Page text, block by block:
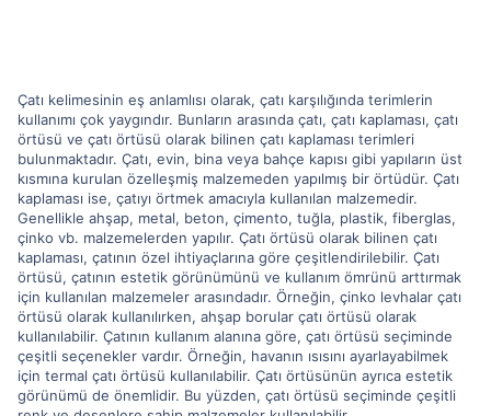
Çatı kelimesinin eş anlamlısı olarak, çatı karşılığında terimlerin
kullanımı çok yaygındır. Bunların arasında çatı, çatı kaplaması, çatı
örtüsü ve çatı örtüsü olarak bilinen çatı kaplaması terimleri
bulunmaktadır. Çatı, evin, bina veya bahçe kapısı gibi yapıların üst
kısmına kurulan özelleşmiş malzemeden yapılmış bir örtüdür. Çatı
kaplaması ise, çatıyı örtmek amacıyla kullanılan malzemedir.
Genellikle ahşap, metal, beton, çimento, tuğla, plastik, fiberglas,
çinko vb. malzemelerden yapılır. Çatı örtüsü olarak bilinen çatı
kaplaması, çatının özel ihtiyaçlarına göre çeşitlendirilebilir. Çatı
örtüsü, çatının estetik görünümünü ve kullanım ömrünü arttırmak
için kullanılan malzemeler arasındadır. Örneğin, çinko levhalar çatı
örtüsü olarak kullanılırken, ahşap borular çatı örtüsü olarak
kullanılabilir. Çatının kullanım alanına göre, çatı örtüsü seçiminde
çeşitli seçenekler vardır. Örneğin, havanın ısısını ayarlayabilmek
için termal çatı örtüsü kullanılabilir. Çatı örtüsünün ayrıca estetik
görünümü de önemlidir. Bu yüzden, çatı örtüsü seçiminde çeşitli